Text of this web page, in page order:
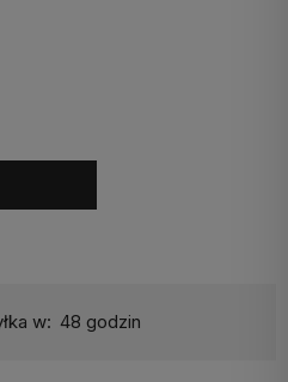
w: 48 godzin